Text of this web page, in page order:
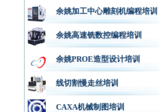
余姚加工中心雕刻机编程培训
余姚高速铣数控编程培训
余姚PROE造型设计培训
线切割慢走丝培训
CAXA机械制图培训